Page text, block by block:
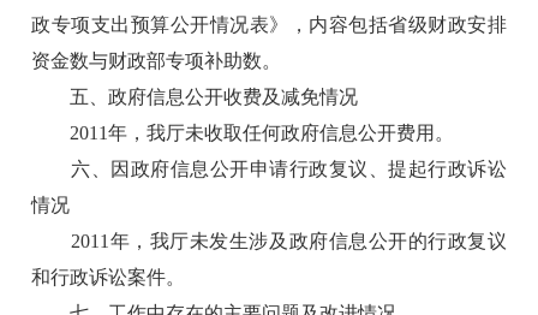
政专项支出预算公开情况表》，内容包括省级财政安排
资金数与财政部专项补助数。
五、政府信息公开收费及减免情况
2011年，我厅未收取任何政府信息公开费用。
六、因政府信息公开申请行政复议、提起行政诉讼
情况
2011年，我厅未发生涉及政府信息公开的行政复议
和行政诉讼案件。